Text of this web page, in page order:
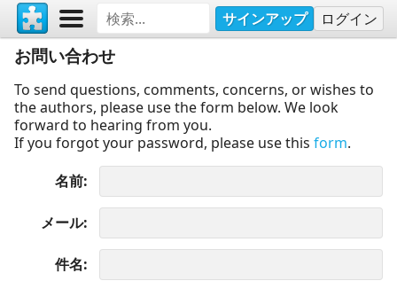
サインアップ ログイン
お問い合わせ
To send questions, comments, concerns, or wishes to
the authors, please use the form below. We look
forward to hearing from you.
If you forgot your password, please use this form.
名前
メール
件名